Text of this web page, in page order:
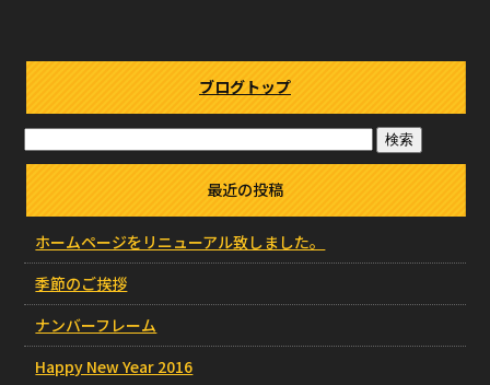
ブログトップ
最近の投稿
ホームページをリニューアル致しました。
季節のご挨拶
ナンバーフレーム
Happy New Year 2016